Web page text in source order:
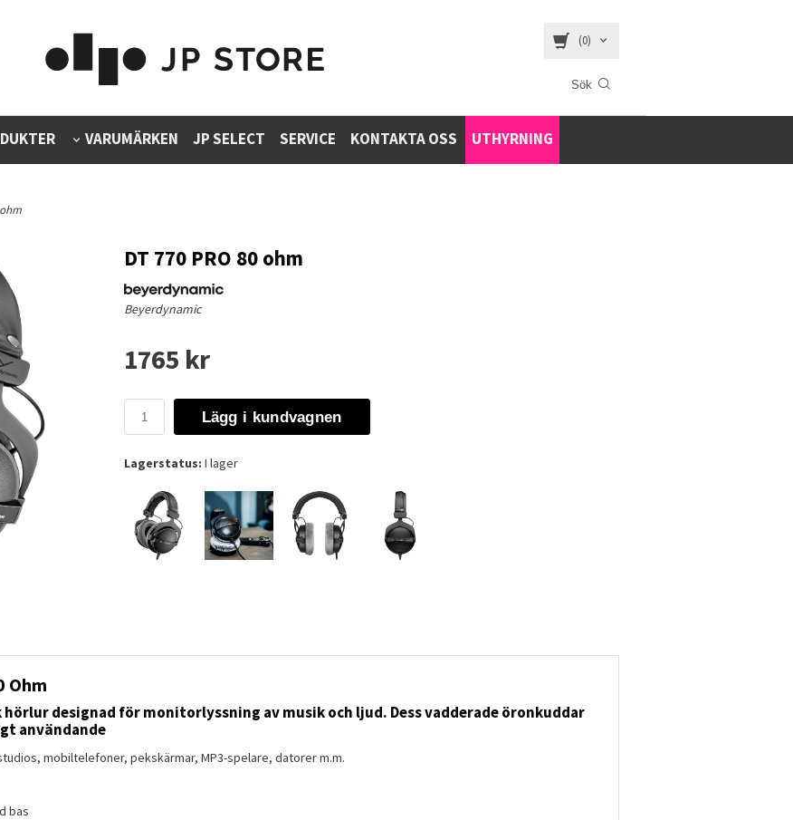
(0)
VARUMÄRKEN JP SELECT SERVICE KONTAKTA OSS UTHYRNING
DT 770 PRO 80 ohm
Beyerdynamic
1765 kr
Lägg i kundvagnen
Lagerstatus: I lager
Ohm
hörlur designad för monitorlyssning av musik och ljud. Dess vadderade öronkuddar
användande
mobiltelefoner, pekskärmar, MP3-spelare, datorer m.m.
bas